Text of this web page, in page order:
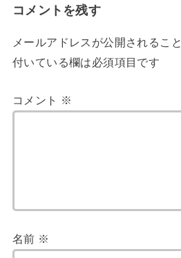
コメントを残す
メールアドレスが公開されるこ
付いている欄は必須項目です
コメント ※
名前 ※